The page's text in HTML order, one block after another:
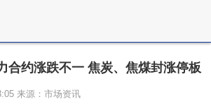
合约涨跌不一 焦炭、焦煤封涨停板
来源：市场资讯